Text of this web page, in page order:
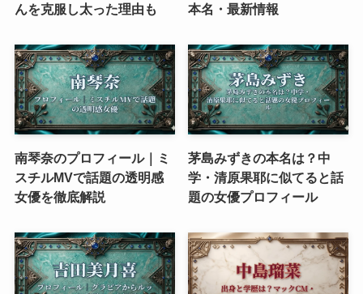
んを克服し太った理由も
本名・最新情報
南琴奈のプロフィール｜ミ
スチルMVで話題の透明感
女優を徹底解説
茅島みずきの本名は？中
学・清原果耶に似てると話
題の女優プロフィール